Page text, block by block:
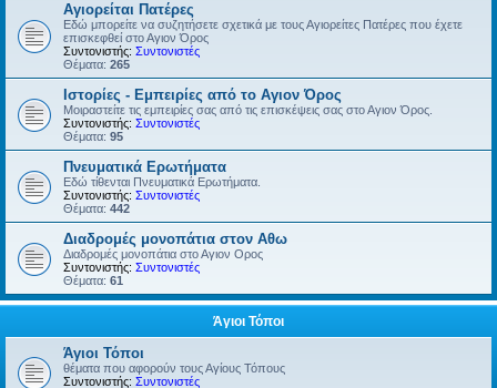
Αγιορείται Πατέρες
Εδώ μπορείτε να συζητήσετε σχετικά με τους Αγιορείτες Πατέρες που έχετε
επισκεφθεί στο Αγιον Όρος
Συντονιστής: Συντονιστές
Θέματα: 265
Ιστορίες - Εμπειρίες από το Αγιον Όρος
Μοιραστείτε τις εμπειρίες σας από τις επισκέψεις σας στο Αγιον Όρος.
Συντονιστής: Συντονιστές
Θέματα: 95
Πνευματικά Ερωτήματα
Εδώ τίθενται Πνευματικά Ερωτήματα.
Συντονιστής: Συντονιστές
Θέματα: 442
Διαδρομές μονοπάτια στον Αθω
Διαδρομές μονοπάτια στο Αγιον Ορος
Συντονιστής: Συντονιστές
Θέματα: 61
Άγιοι Τόποι
Άγιοι Τόποι
θέματα που αφορούν τους Αγίους Τόπους
Συντονιστής: Συντονιστές